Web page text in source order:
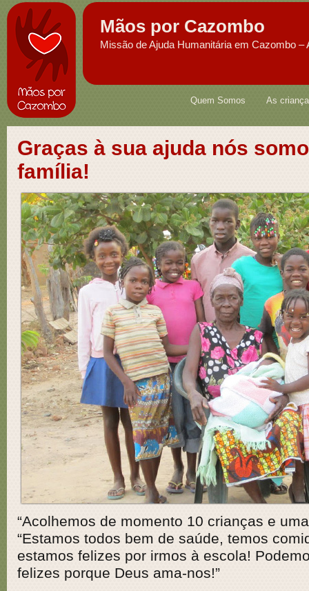
Mãos por Cazombo
Missão de Ajuda Humanitária em Cazombo –
Quem Somos As
Graças à sua ajuda nós
família!
“Acolhemos de momento 10 crianças e
“Estamos todos bem de saúde, temos
estamos felizes por irmos à escola!
felizes porque Deus ama-nos!”